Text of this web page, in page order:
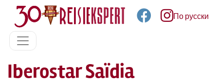
По русски
Iberostar Saïdia